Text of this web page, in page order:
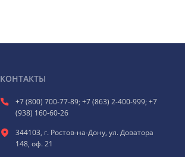
КОНТАКТЫ
+7 (800) 700-77-89; +7 (863) 2-400-999; +7
(938) 160-60-26
344103, г. Ростов-на-Дону, ул. Доватора
148, оф. 21